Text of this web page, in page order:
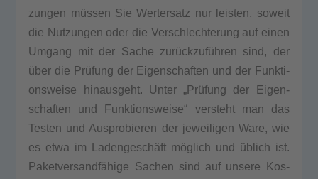
zun­gen müssen Sie Wer­ter­satz nur leis­ten, soweit
die Nut­zun­gen oder die Ver­schlech­te­rung auf einen
Umgang mit der Sache zurückzuführen sind, der
über die Prüfung der Eigen­schaf­ten und der Funk­ti­
ons­wei­se hin­aus­geht. Unter „Prüfung der Eigen­
schaf­ten und Funk­ti­ons­wei­se“ ver­steht man das
Tes­ten und Aus­pro­bie­ren der jewei­li­gen Ware, wie
es etwa im Ladengeschäft möglich und üblich ist.
Paketversandfähige Sachen sind auf unse­re Kos­